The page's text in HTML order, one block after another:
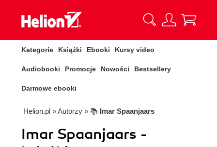
Kategorie Książki Ebooki Kursy video
Audiobooki Promocje Nowości Bestsellery
Darmowe ebooki
Helion.pl » Autorzy » 📚 Imar Spaanjaars
Imar Spaanjaars -